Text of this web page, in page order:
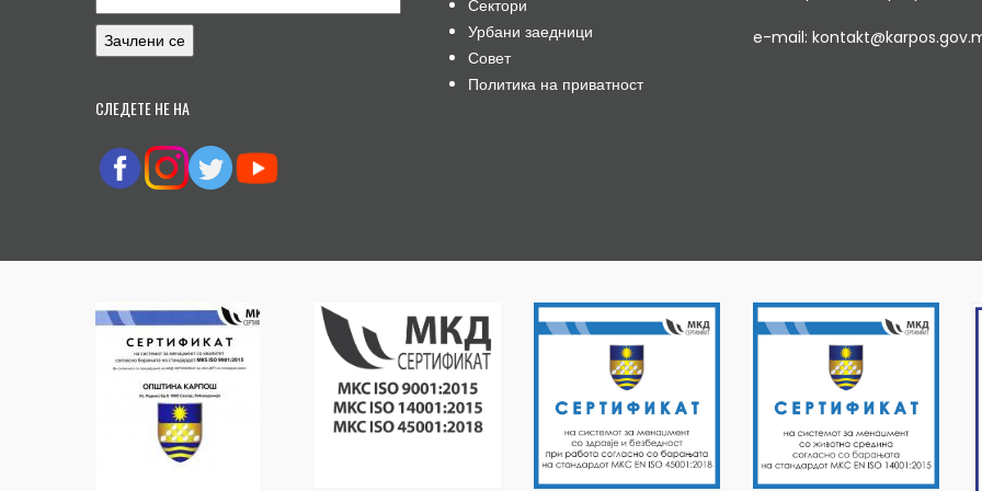
СЛЕДЕТЕ НЕ НА
Сектори
Урбани заедници
Совет
Политика на приватност
e-mail: